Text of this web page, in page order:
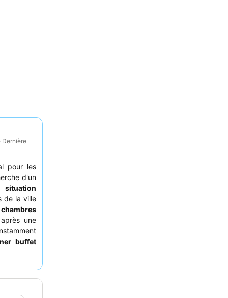
Dernière
pour les
d'un
situation
de la ville
chambres
une
buffet
préférer